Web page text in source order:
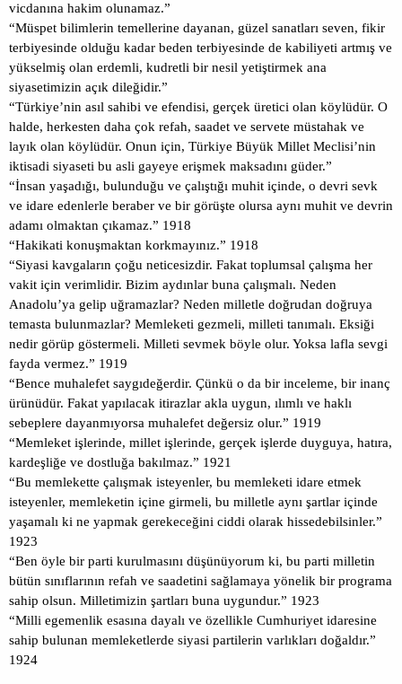
vicdanına hakim olunamaz.”
“Müspet bilimlerin temellerine dayanan, güzel sanatları seven, fikir
terbiyesinde olduğu kadar beden terbiyesinde de kabiliyeti artmış ve
yükselmiş olan erdemli, kudretli bir nesil yetiştirmek ana
siyasetimizin açık dileğidir.”
“Türkiye’nin asıl sahibi ve efendisi, gerçek üretici olan köylüdür. O
halde, herkesten daha çok refah, saadet ve servete müstahak ve
layık olan köylüdür. Onun için, Türkiye Büyük Millet Meclisi’nin
iktisadi siyaseti bu asli gayeye erişmek maksadını güder.”
“İnsan yaşadığı, bulunduğu ve çalıştığı muhit içinde, o devri sevk
ve idare edenlerle beraber ve bir görüşte olursa aynı muhit ve devrin
adamı olmaktan çıkamaz.” 1918
“Hakikati konuşmaktan korkmayınız.” 1918
“Siyasi kavgaların çoğu neticesizdir. Fakat toplumsal çalışma her
vakit için verimlidir. Bizim aydınlar buna çalışmalı. Neden
Anadolu’ya gelip uğramazlar? Neden milletle doğrudan doğruya
temasta bulunmazlar? Memleketi gezmeli, milleti tanımalı. Eksiği
nedir görüp göstermeli. Milleti sevmek böyle olur. Yoksa lafla sevgi
fayda vermez.” 1919
“Bence muhalefet saygıdeğerdir. Çünkü o da bir inceleme, bir inanç
ürünüdür. Fakat yapılacak itirazlar akla uygun, ılımlı ve haklı
sebeplere dayanmıyorsa muhalefet değersiz olur.” 1919
“Memleket işlerinde, millet işlerinde, gerçek işlerde duyguya, hatıra,
kardeşliğe ve dostluğa bakılmaz.” 1921
“Bu memlekette çalışmak isteyenler, bu memleketi idare etmek
isteyenler, memleketin içine girmeli, bu milletle aynı şartlar içinde
yaşamalı ki ne yapmak gerekeceğini ciddi olarak hissedebilsinler.”
1923
“Ben öyle bir parti kurulmasını düşünüyorum ki, bu parti milletin
bütün sınıflarının refah ve saadetini sağlamaya yönelik bir programa
sahip olsun. Milletimizin şartları buna uygundur.” 1923
“Milli egemenlik esasına dayalı ve özellikle Cumhuriyet idaresine
sahip bulunan memleketlerde siyasi partilerin varlıkları doğaldır.”
1924